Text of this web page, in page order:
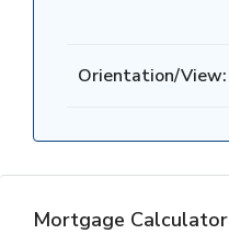
Orientation/View:
Mortgage Calculator